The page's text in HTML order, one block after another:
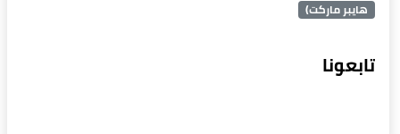
هايبر ماركت)
تابعونا